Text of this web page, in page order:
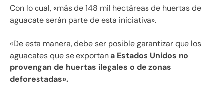
Con lo cual, «más de 148 mil hectáreas de huertas de
aguacate serán parte de esta iniciativa».
«De esta manera, debe ser posible garantizar que los
aguacates que se exportana Estados Unidos no
provengan de huertas ilegales o de zonas
deforestadas».